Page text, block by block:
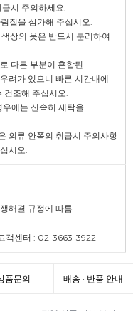
시 주의하세요.
질을 삼가해 주십시오.
상의 옷은 반드시 분리하여
다른 부분이 혼합된
려가 있으니 빠른 시간내에
건조해 주십시오.
에는 신속히 세탁을
의류 안쪽의 취급시 주의사항
시오.
해결 규정에 따름
객센터 : 02-3663-3922
품문의 배송 · 반품 안내